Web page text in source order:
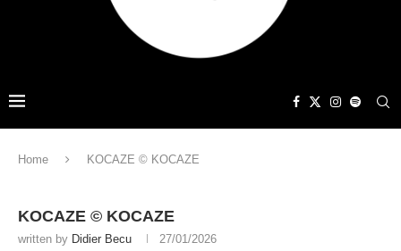
Home KOCAZE © KOCAZE
KOCAZE © KOCAZE
written by Didier Becu 27/01/2026